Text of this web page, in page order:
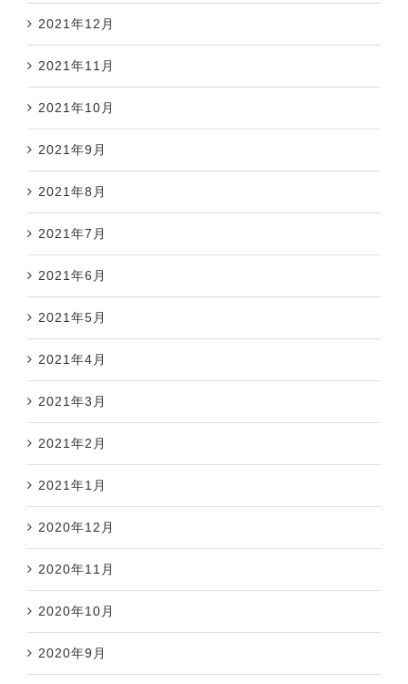
2021年12月
2021年11月
2021年10月
2021年9月
2021年8月
2021年7月
2021年6月
2021年5月
2021年4月
2021年3月
2021年2月
2021年1月
2020年12月
2020年11月
2020年10月
2020年9月